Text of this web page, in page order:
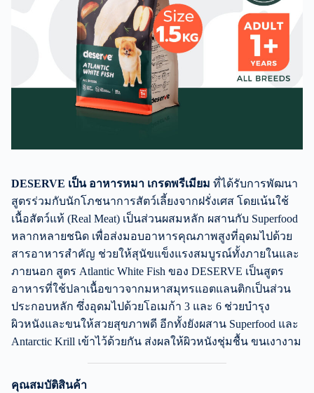
DESERVE เป็น อาหารหมา เกรดพรีเมียม ที่ได้รับการพัฒนา
สูตรร่วมกับนักโภชนาการสัตว์เลี้ยงจากฝรั่งเศส โดยเน้นใช้
เนื้อสัตว์แท้ (Real Meat) เป็นส่วนผสมหลัก ผสานกับ Superfood
หลากหลายชนิด เพื่อส่งมอบอาหารคุณภาพสูงที่อุดมไปด้วย
สารอาหารสำคัญ ช่วยให้สุนัขแข็งแรงสมบูรณ์ทั้งภายในและ
ภายนอก สูตร Atlantic White Fish ของ DESERVE เป็นสูตร
อาหารที่ใช้ปลาเนื้อขาวจากมหาสมุทรแอตแลนติกเป็นส่วน
ประกอบหลัก ซึ่งอุดมไปด้วยโอเมก้า 3 และ 6 ช่วยบำรุง
ผิวหนังและขนให้สวยสุขภาพดี อีกทั้งยังผสาน Superfood และ
Antarctic Krill เข้าไว้ด้วยกัน ส่งผลให้ผิวหนังชุ่มชื้น ขนเงางาม
คุณสมบัติสินค้า